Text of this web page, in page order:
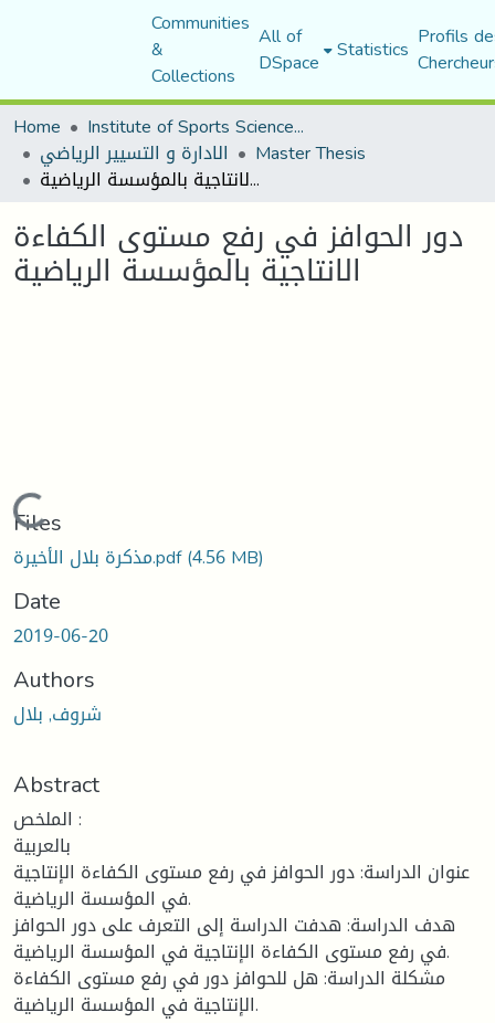
Communities
&
Collections
All of
DSpace Statistics Profils
Home
Institute of Sports Sciences and Techniques
الادارة و التسيير الرياضي Master Thesis
دور الحوافز في رفع مستوى الكفاءة الانتاجية بالمؤسسة الرياضية
دور الحوافز في رفع مستوى الكفاءة
الانتاجية بالمؤسسة الرياضية
Loading...
Files
مذكرة بلال الأخيرة.pdf(4.56 MB)
Date
2019-06-20
Authors
شروف, بلال
Abstract
الملخص :
بالعربية
عنوان الدراسة: دور الحوافز في رفع مستوى الكفاءة الإنتاجية
في المؤسسة الرياضية.
هدف الدراسة: هدفت الدراسة إلى التعرف على دور الحوافز
في رفع مستوى الكفاءة الإنتاجية في المؤسسة الرياضية.
مشكلة الدراسة: هل للحوافز دور في رفع مستوى الكفاءة
الإنتاجية في المؤسسة الرياضية.